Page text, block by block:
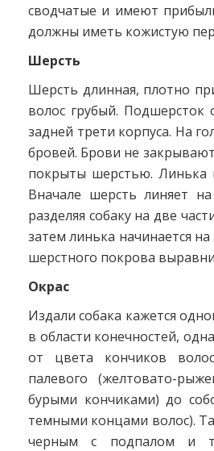
сводчатые и имеют
должны иметь кожистую
Шерсть
Шерсть длинная, плотно
волос грубый. Подшерсток
задней трети корпуса. На
бровей. Брови не закрывают
покрыты шерстью. Линька
Вначале шерсть линяет
разделяя собаку на две
затем линька начинается
шерстного покрова
Окрас
Издали собака кажется
в области конечностей,
от цвета кончиков
палевого (желтовато-
бурыми кончиками) до
темными концами волос).
черным с подпалом и